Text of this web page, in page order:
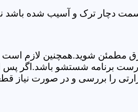
دچار ترک و آسیب شده باشد
مطمئن شوید.همچنین لازم است
برنامه شستشو باشد.اگر پس
را بررسی و در صورت نیاز